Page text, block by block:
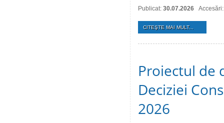
Publicat: 30.07.2026
CITEŞTE MAI MULT...
Proiectul de
Deciziei
2026